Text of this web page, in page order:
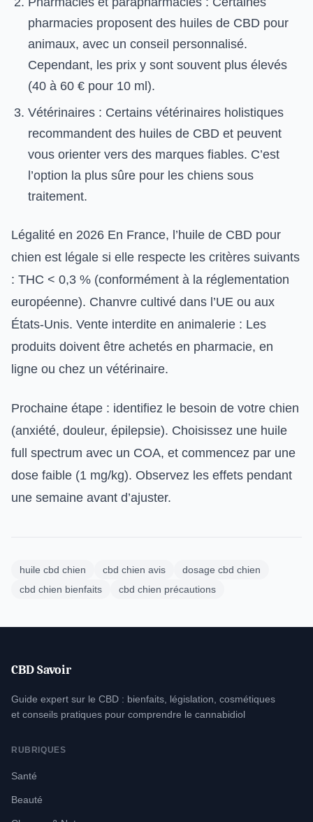
pharmacies proposent des huiles de CBD pour
animaux, avec un conseil personnalisé.
Cependant, les prix y sont souvent plus élevés
(40 à 60 € pour 10 ml).
Vétérinaires : Certains vétérinaires holistiques
recommandent des huiles de CBD et peuvent
vous orienter vers des marques fiables. C’est
l’option la plus sûre pour les chiens sous
traitement.
Légalité en 2026 En France, l’huile de CBD pour
chien est légale si elle respecte les critères suivants
: THC < 0,3 % (conformément à la réglementation
européenne). Chanvre cultivé dans l’UE ou aux
États-Unis. Vente interdite en animalerie : Les
produits doivent être achetés en pharmacie, en
ligne ou chez un vétérinaire.
Prochaine étape : identifiez le besoin de votre chien
(anxiété, douleur, épilepsie). Choisissez une huile
full spectrum avec un COA, et commencez par une
dose faible (1 mg/kg). Observez les effets pendant
une semaine avant d’ajuster.
huile cbd chien cbd chien avis
dosage cbd chien
cbd chien bienfaits
cbd chien précautions
CBD Savoir
Guide expert sur le CBD : bienfaits, législation, cosmétiques
et conseils pratiques pour comprendre le cannabidiol
RUBRIQUES
Santé
Beauté